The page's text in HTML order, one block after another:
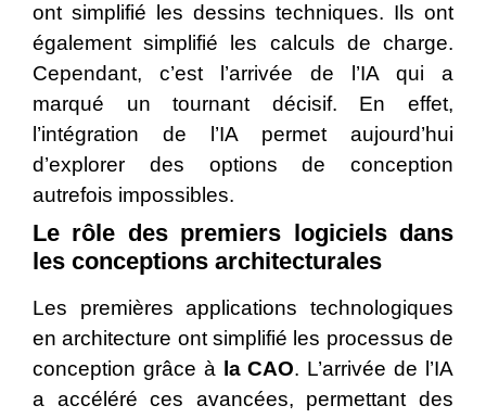
ont simplifié les dessins techniques. Ils ont
également simplifié les calculs de charge.
Cependant, c’est l’arrivée de l’IA qui a
marqué un tournant décisif. En effet,
l’intégration de l’IA permet aujourd’hui
d’explorer des options de conception
autrefois impossibles.
Le rôle des premiers logiciels dans
les conceptions architecturales
Les premières applications technologiques
en architecture ont simplifié les processus de
conception grâce à la CAO. L’arrivée de l’IA
a accéléré ces avancées, permettant des